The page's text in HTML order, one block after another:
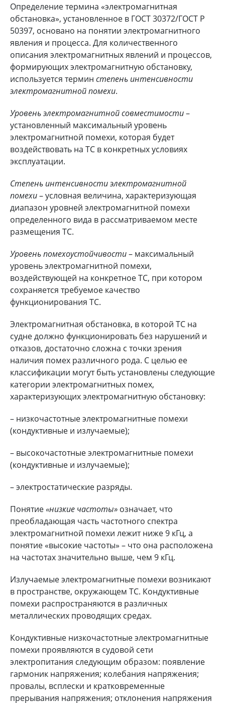
Определение термина «электромагнитная
обстановка», установленное в ГОСТ 30372/ГОСТ Р
50397, основано на понятии электромагнитного
явления и процесса. Для количественного
описания электромагнитных явлений и процессов,
формирующих электромагнитную обстановку,
используется термин степень интенсивности
электромагнитной помехи.
Уровень электромагнитной совместимости–
установленный максимальный уровень
электромагнитной помехи, которая будет
воздействовать на ТС в конкретных условиях
эксплуатации.
Степень интенсивности электромагнитной
помехи– условная величина, характеризующая
диапазон уровней электромагнитной помехи
определенного вида в рассматриваемом месте
размещения ТС.
Уровень помехоустойчивости– максимальный
уровень электромагнитной помехи,
воздействующей на конкретное ТС, при котором
сохраняется требуемое качество
функционирования ТС.
Электромагнитная обстановка, в которой ТС на
судне должно функционировать без нарушений и
отказов, достаточно сложна с точки зрения
наличия помех различного рода. С целью ее
классификации могут быть установлены следующие
категории электромагнитных помех,
характеризующих электромагнитную обстановку:
– низкочастотные электромагнитные помехи
(кондуктивные и излучаемые);
– высокочастотные электромагнитные помехи
(кондуктивные и излучаемые);
– электростатические разряды.
Понятие«низкие частоты» означает, что
преобладающая часть частотного спектра
электромагнитной помехи лежит ниже 9 кГц, а
понятие «высокие частоты» – что она расположена
на частотах значительно выше, чем 9 кГц.
Излучаемые электромагнитные помехи возникают
в пространстве, окружающем ТС. Кондуктивные
помехи распространяются в различных
металлических проводящих средах.
Кондуктивные низкочастотные электромагнитные
помехи проявляются в судовой сети
электропитания следующим образом: появление
гармоник напряжения; колебания напряжения;
провалы, всплески и кратковременные
прерывания напряжения; отклонения напряжения